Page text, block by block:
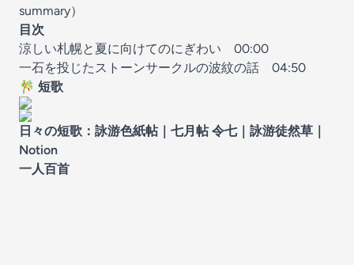
summary）
目次
涼しい札幌と夏に向けてのにぎわい
00:00
一石を投じたストーンサークルの波紋の話
04:50
🎋 短歌
日々の短歌： 詠游色紙帖｜七月帖 令七｜ 詠游徒然草 ｜
Notion
一人百首